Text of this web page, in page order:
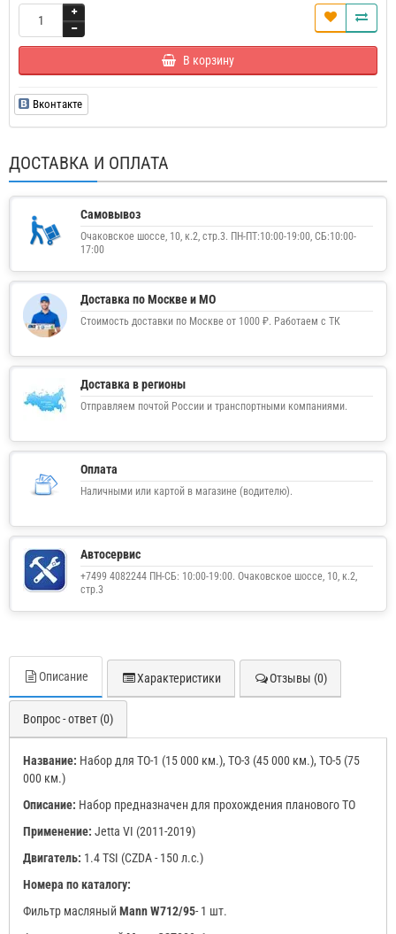
В корзину
Вконтакте
ДОСТАВКА И ОПЛАТА
Самовывоз
Очаковское шоссе, 10, к.2, стр.3. ПН-ПТ:10:00-19:00, СБ:10:00-
17:00
Доставка по Москве и МО
Стоимость доставки по Москве от 1000 ₽. Работаем с ТК
Доставка в регионы
Отправляем почтой России и транспортными компаниями.
Оплата
Наличными или картой в магазине (водителю).
Автосервис
+7499 4082244 ПН-СБ: 10:00-19:00. Очаковское шоссе, 10, к.2,
стр.3
Описание Характеристики Отзывы (0)
Вопрос - ответ (0)
Название: Набор для ТО-1 (15 000 км.), ТО-3 (45 000 км.), ТО-5 (75
000 км.)
Описание: Набор предназначен для прохождения планового ТО
Применение: Jetta VI (2011-2019)
Двигатель: 1.4 TSI (CZDA - 150 л.с.)
Номера по каталогу:
Фильтр масляный MannW712/95- 1 шт.